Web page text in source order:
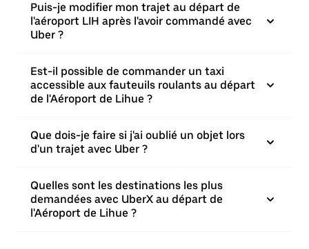
Puis-je modifier mon trajet au départ de
l'aéroport LIH après l'avoir commandé avec
Uber ?
Est-il possible de commander un taxi
accessible aux fauteuils roulants au départ
de l'Aéroport de Lihue ?
Que dois-je faire si j'ai oublié un objet lors
d'un trajet avec Uber ?
Quelles sont les destinations les plus
demandées avec UberX au départ de
l'Aéroport de Lihue ?